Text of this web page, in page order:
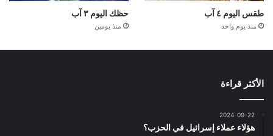
طقس اليوم ٤ آب
منذ يوم واحد
حظك اليوم ٣ آب
منذ يومين
الأكثر قراءة
2024-09-22
هؤلاء عملاء إسرائيل في الحزب؟